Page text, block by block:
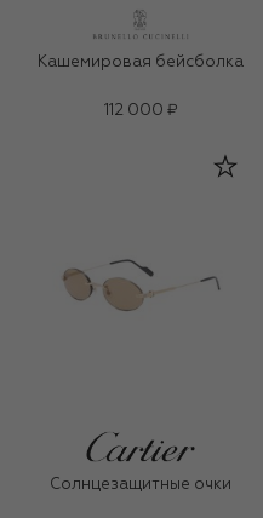
Кашемировая бейсболка
112 000 ₽
Солнцезащитные очки